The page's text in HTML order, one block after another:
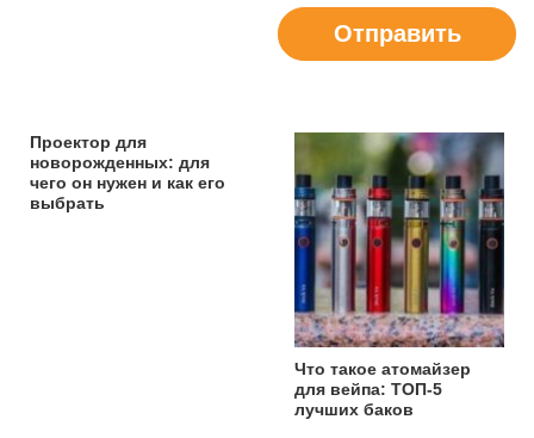
Отправить
Проектор для
новорожденных: для
чего он нужен и как его
выбрать
Что такое атомайзер
для вейпа: ТОП-5
лучших баков